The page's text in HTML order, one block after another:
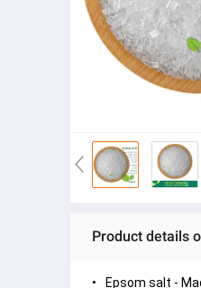
Product details
Epsom salt -